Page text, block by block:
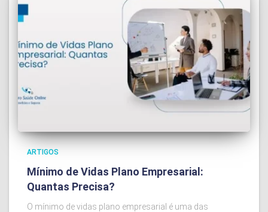
ARTIGOS
Mínimo de Vidas Plano Empresarial:
Quantas Precisa?
O mínimo de vidas plano empresarial é uma das